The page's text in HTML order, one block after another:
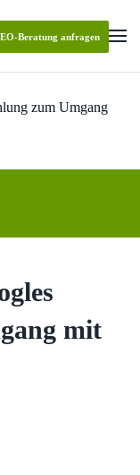
Beratung anfragen
zum Umgang
mit